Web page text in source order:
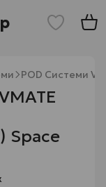
POD Системи
Space